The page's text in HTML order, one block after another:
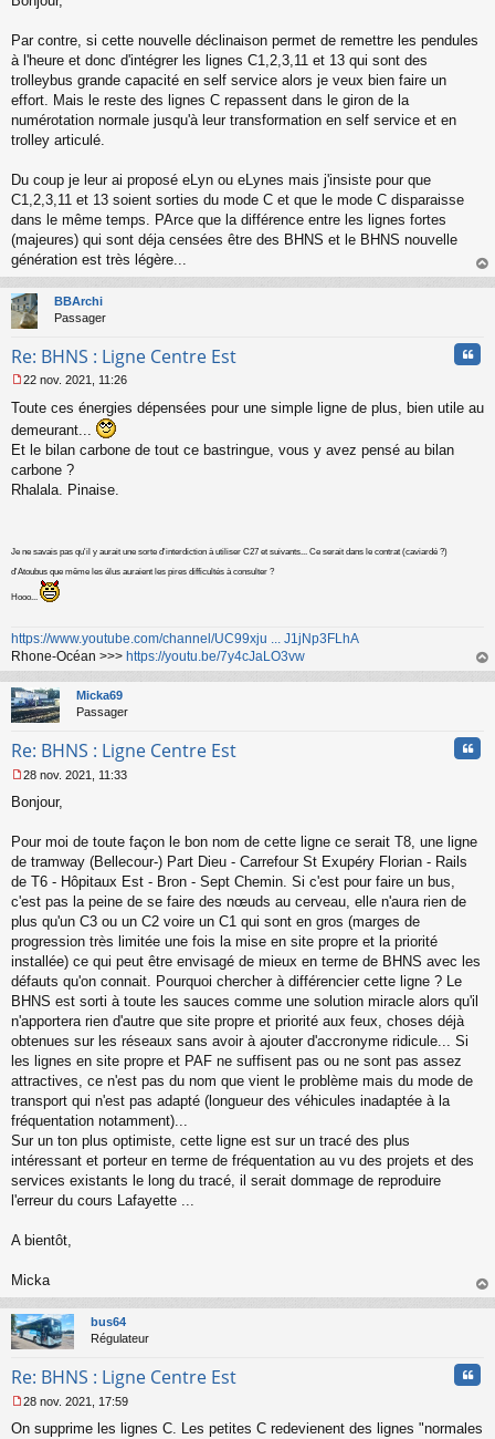
g
e
n
o
n
Par contre, si cette nouvelle déclinaison permet de remettre les pendules
à l'heure et donc d'intégrer les lignes C1,2,3,11 et 13 qui sont des
trolleybus grande capacité en self service alors je veux bien faire un
effort. Mais le reste des lignes C repassent dans le giron de la
numérotation normale jusqu'à leur transformation en self service et en
trolley articulé.
Du coup je leur ai proposé eLyn ou eLynes mais j'insiste pour que
C1,2,3,11 et 13 soient sorties du mode C et que le mode C disparaisse
dans le même temps. PArce que la différence entre les lignes fortes
(majeures) qui sont déja censées être des BHNS et le BHNS nouvelle
génération est très légère...
au
BBArchi
Passager
Re: BHNS : Ligne Centre Est
e
s
a
g
e
l
u
22 nov. 2021, 11:26
Toute ces énergies dépensées pour une simple ligne de plus, bien utile au
demeurant...
Et le bilan carbone de tout ce bastringue, vous y avez pensé au bilan
carbone ?
Rhalala. Pinaise.
Je ne savais pas qu'il y aurait une sorte d'interdiction à utiliser C27 et suivants... Ce serait dans le contrat (caviardé ?)
d'Atoubus que même les élus auraient les pires difficultés à consulter ?
Hooo...
https://www.youtube.com/channel/UC99xju ... J1jNp3FLhA
Rhone-Océan >>> https://youtu.be/7y4cJaLO3vw
au
Micka69
Passager
Re: BHNS : Ligne Centre Est
e
s
g
e
n
o
n
u
28 nov. 2021, 11:33
Bonjour,
Pour moi de toute façon le bon nom de cette ligne ce serait T8, une ligne
de tramway (Bellecour-) Part Dieu - Carrefour St Exupéry Florian - Rails
de T6 - Hôpitaux Est - Bron - Sept Chemin. Si c'est pour faire un bus,
c'est pas la peine de se faire des nœuds au cerveau, elle n'aura rien de
plus qu'un C3 ou un C2 voire un C1 qui sont en gros (marges de
progression très limitée une fois la mise en site propre et la priorité
installée) ce qui peut être envisagé de mieux en terme de BHNS avec les
défauts qu'on connait. Pourquoi chercher à différencier cette ligne ? Le
BHNS est sorti à toute les sauces comme une solution miracle alors qu'il
n'apportera rien d'autre que site propre et priorité aux feux, choses déjà
obtenues sur les réseaux sans avoir à ajouter d'accronyme ridicule... Si
les lignes en site propre et PAF ne suffisent pas ou ne sont pas assez
attractives, ce n'est pas du nom que vient le problème mais du mode de
transport qui n'est pas adapté (longueur des véhicules inadaptée à la
fréquentation notamment)...
Sur un ton plus optimiste, cette ligne est sur un tracé des plus
intéressant et porteur en terme de fréquentation au vu des projets et des
services existants le long du tracé, il serait dommage de reproduire
l'erreur du cours Lafayette ...
A bientôt,
Micka
au
bus64
Régulateur
Re: BHNS : Ligne Centre Est
e
28 nov. 2021, 17:59
On supprime les lignes C. Les petites C redevienent des lignes "normales